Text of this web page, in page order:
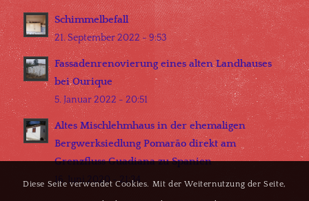
Schimmelbefall
21. September 2022 - 9:53
Fassadenrenovierung eines alten Landhauses
bei Ourique
5. Januar 2022 - 20:51
Altes Mischlehmhaus in der ehemaligen
Bergwerksiedlung Pomarão direkt am
Grenzfluss Guadiana zu Spanien
16. Juni 2020 - 21:34
Diese Seite verwendet Cookies. Mit der Weiternutzung der Seite,